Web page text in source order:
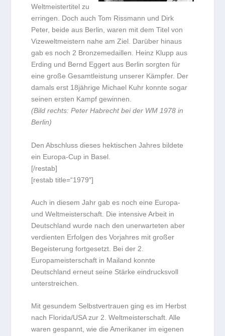
Weltmeistertitel zu
erringen. Doch auch Tom Rissmann und Dirk
Peter, beide aus Berlin, waren mit dem Titel von
Vizeweltmeistern nahe am Ziel. Darüber hinaus
gab es noch 2 Bronzemedaillen. Heinz Klupp aus
Erding und Bernd Eggert aus Berlin sorgten für
eine große Gesamtleistung unserer Kämpfer. Der
damals erst 18jährige Michael Kuhr konnte sogar
seinen ersten Kampf gewinnen.
(Bild rechts: Peter Habrecht bei der WM 1978 in
Berlin)
Den Abschluss dieses hektischen Jahres bildete
ein Europa-Cup in Basel.
[/restab]
[restab title=“1979″]
Auch in diesem Jahr gab es noch eine Europa-
und Weltmeisterschaft. Die intensive Arbeit in
Deutschland wurde nach den unerwarteten aber
verdienten Erfolgen des Vorjahres mit großer
Begeisterung fortgesetzt. Bei der 2.
Europameisterschaft in Mailand konnte
Deutschland erneut seine Stärke eindrucksvoll
unterstreichen.
Mit gesundem Selbstvertrauen ging es im Herbst
nach Florida/USA zur 2. Weltmeisterschaft. Alle
waren gespannt, wie die Amerikaner im eigenen